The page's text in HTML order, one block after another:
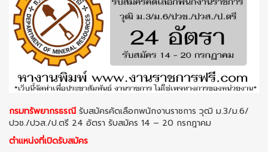
กรมทรัพยากรธรณี รับสมัครคัดเลือกพนักงานราชการ วุฒิ ม.3/ม.6/
ปวช./ปวส./ป.ตรี 24 อัตรา รับสมัคร 14 – 20 กรกฎาคม
ตำแหน่งที่เปิดรับสมัคร